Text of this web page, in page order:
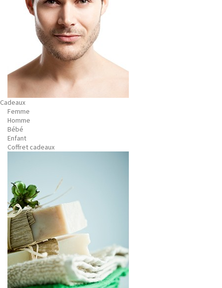
Cadeaux
Femme
Homme
Bébé
Enfant
Coffret cadeaux